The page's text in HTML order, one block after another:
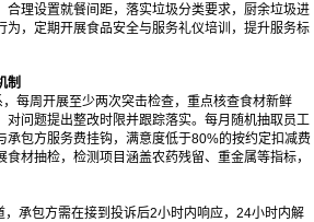
合理设置就餐间距，落实垃圾分类要求，厨余垃圾进
为，定期开展食品安全与服务礼仪培训，提升服务标
制
每周开展至少两次突击检查，重点核查食材新鲜
对问题提出整改时限并跟踪落实。每月随机抽取员工
承包方服务费挂钩，满意度低于80%的按约定扣减费
材抽检，检测项目涵盖农药残留、重金属等指标，
承包方需在接到投诉后2小时内响应，24小时内解